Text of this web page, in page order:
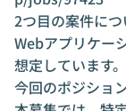
2つ目の案件に
Webアプリケー
想定しています。
今回のポジショ